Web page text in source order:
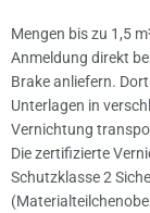
Mengen bis zu 1,5
Anmeldung direkt
Brake anliefern.
Unterlagen in
Vernichtung
Die zertifizierte
Schutzklasse 2